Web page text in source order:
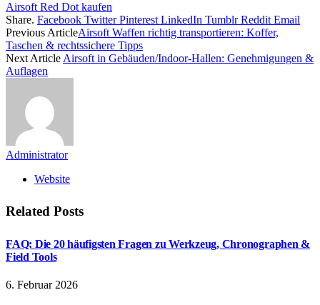
Airsoft Red Dot kaufen
Share. Facebook Twitter Pinterest LinkedIn Tumblr Reddit Email
Previous ArticleAirsoft Waffen richtig transportieren: Koffer,
Taschen & rechtssichere Tipps
Next Article Airsoft in Gebäuden/Indoor-Hallen: Genehmigungen &
Auflagen
Administrator
Website
Related Posts
FAQ: Die 20 häufigsten Fragen zu Werkzeug, Chronographen &
Field Tools
6. Februar 2026